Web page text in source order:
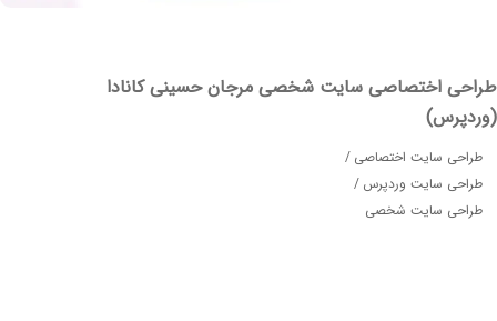
اختصاصی سایت شخصی مرجان حسینی کانادا
سایت اختصاصی
سایت وردپرس
سایت شخصی